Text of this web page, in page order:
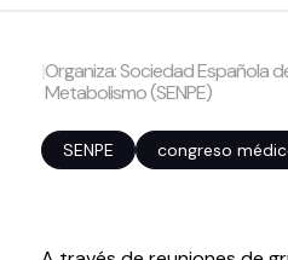
Suscríbete a la newsletter
Entradas
Histórico
Organiza: Sociedad Española
Metabolismo (SENPE)
SENPE congreso